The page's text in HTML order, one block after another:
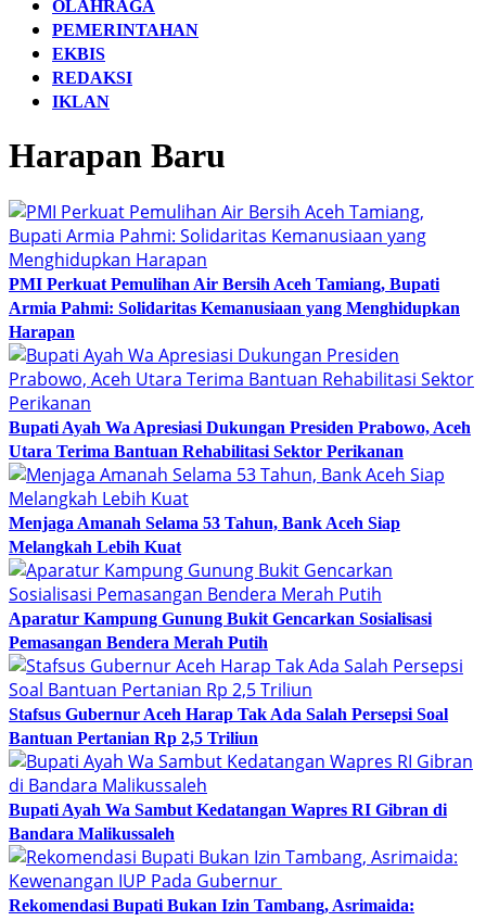
OLAHRAGA
PEMERINTAHAN
EKBIS
REDAKSI
IKLAN
Harapan Baru
PMI Perkuat Pemulihan Air Bersih Aceh Tamiang, Bupati
Armia Pahmi: Solidaritas Kemanusiaan yang Menghidupkan
Harapan
Bupati Ayah Wa Apresiasi Dukungan Presiden Prabowo, Aceh
Utara Terima Bantuan Rehabilitasi Sektor Perikanan
Menjaga Amanah Selama 53 Tahun, Bank Aceh Siap
Melangkah Lebih Kuat
Aparatur Kampung Gunung Bukit Gencarkan Sosialisasi
Pemasangan Bendera Merah Putih
Stafsus Gubernur Aceh Harap Tak Ada Salah Persepsi Soal
Bantuan Pertanian Rp 2,5 Triliun
Bupati Ayah Wa Sambut Kedatangan Wapres RI Gibran di
Bandara Malikussaleh
Rekomendasi Bupati Bukan Izin Tambang, Asrimaida: